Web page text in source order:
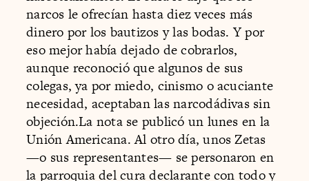
narcos le ofrecían hasta diez veces más
dinero por los bautizos y las bodas. Y por
eso mejor había dejado de cobrarlos,
aunque reconoció que algunos de sus
colegas, ya por miedo, cinismo o acuciante
necesidad, aceptaban las narcodádivas sin
objeción.La nota se publicó un lunes en la
Unión Americana. Al otro día, unos Zetas
—o sus representantes— se personaron en
la parroquia del cura declarante con todo y